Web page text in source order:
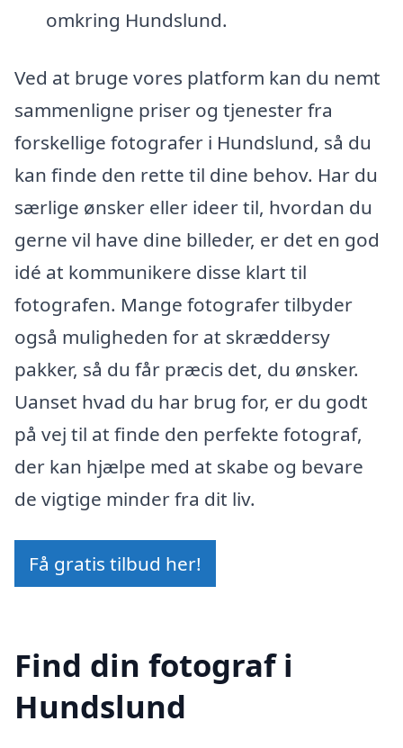
omkring Hundslund.
Ved at bruge vores platform kan du nemt
sammenligne priser og tjenester fra
forskellige fotografer i Hundslund, så du
kan finde den rette til dine behov. Har du
særlige ønsker eller ideer til, hvordan du
gerne vil have dine billeder, er det en god
idé at kommunikere disse klart til
fotografen. Mange fotografer tilbyder
også muligheden for at skræddersy
pakker, så du får præcis det, du ønsker.
Uanset hvad du har brug for, er du godt
på vej til at finde den perfekte fotograf,
der kan hjælpe med at skabe og bevare
de vigtige minder fra dit liv.
Få gratis tilbud her!
Find din fotograf i
Hundslund